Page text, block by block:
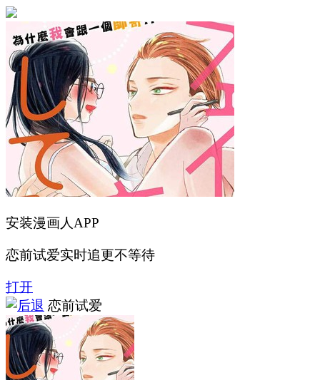
安装漫画人APP
恋前试爱实时追更不等待
打开
恋前试爱